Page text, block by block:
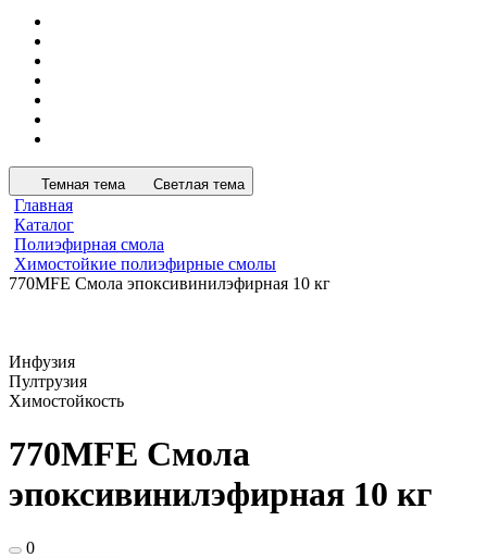
Темная тема Светлая тема
Главная
Каталог
Полиэфирная смола
Химостойкие полиэфирные смолы
770MFE Смола эпоксивинилэфирная 10 кг
Инфузия
Пултрузия
Химостойкость
770MFE Смола
эпоксивинилэфирная 10 кг
0